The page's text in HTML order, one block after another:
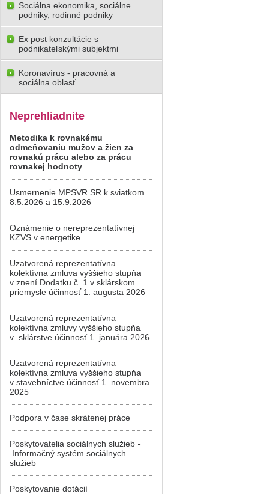
Sociálna ekonomika, sociálne
podniky, rodinné podniky
Ex post konzultácie s
podnikateľskými subjektmi
Koronavírus - pracovná a
sociálna oblasť
Neprehliadnite
Metodika k rovnakému
odmeňovaniu mužov a žien za
rovnakú prácu alebo za prácu
rovnakej hodnoty
Usmernenie MPSVR SR k sviatkom
8.5.2026 a 15.9.2026
Oznámenie o nereprezentatívnej
KZVS v energetike
Uzatvorená reprezentatívna
kolektívna zmluva vyššieho stupňa
v znení Dodatku č. 1 v sklárskom
priemysle účinnosť 1. augusta 2026
Uzatvorená reprezentatívna
kolektívna zmluvy vyššieho stupňa
v sklárstve účinnosť 1. januára 2026
Uzatvorená reprezentatívna
kolektívna zmluva vyššieho stupňa
v stavebníctve účinnosť 1. novembra
2025
Podpora v čase skrátenej práce
Poskytovatelia sociálnych služieb -
Informačný systém sociálnych
služieb
Poskytovanie dotácií